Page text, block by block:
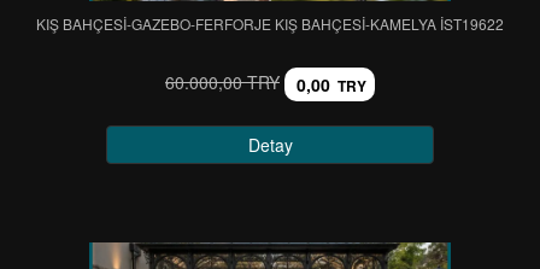
KIŞ BAHÇESİ-GAZEBO-FERFORJE KIŞ BAHÇESİ-KAMELYA IST19622
60.000,00 TRY 0,00 TRY
Detay